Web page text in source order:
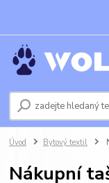
Úvod Bytový textil
Nákupní